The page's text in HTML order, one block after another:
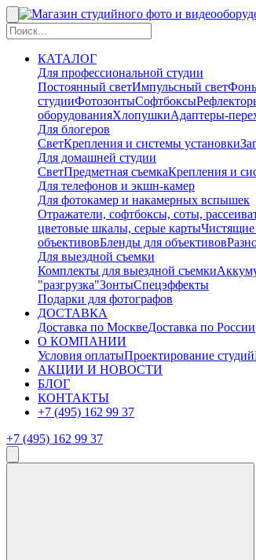
КАТАЛОГ
Для профессиональной студии
Постоянный светИмпульсный свет
студииФотозонтыСофтбоксы
оборудованияХлопушкиАдаптеры-
Для блогеров
СветКрепления и системы установки
Для домашней студии
СветПредметная съемкаКрепления и
Для телефонов и экшн-камер
Для фотокамер и накамерных вспышек
Отражатели, софтбоксы, соты,
цветовые шкалы, серые картыЧистящие
объективовБленды для объективов
Для выездной съемки
Комплекты для выездной съемки
"разгрузка"ЗонтыСпецэффекты
Подарки для фотографов
ДОСТАВКА
Доставка по МосквеДоставка по России
О КОМПАНИИ
Условия оплатыПроектирование студий
АКЦИИ И НОВОСТИ
БЛОГ
КОНТАКТЫ
+7 (495) 162 99 37
+7 (495) 162 99 37